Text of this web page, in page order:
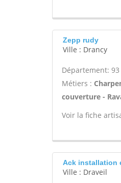
Zepp rudy
Ville : Drancy
Département: 93
Métiers :
couverture -
Voir la fiche
Ack installation
Ville : Draveil